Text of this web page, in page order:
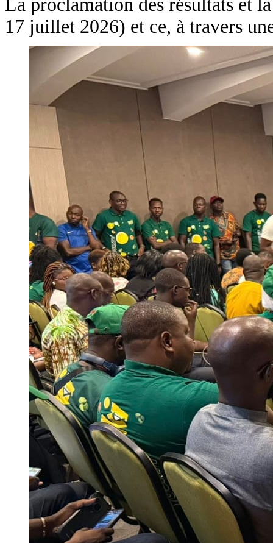
La proclamation des résultats et
17 juillet 2026) et ce, à travers